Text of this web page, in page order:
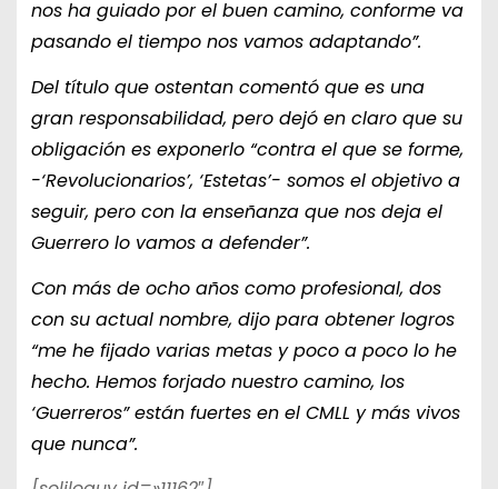
nos ha guiado por el buen camino, conforme va
pasando el tiempo nos vamos adaptando”.
Del título que ostentan comentó que es una
gran responsabilidad, pero dejó en claro que su
obligación es exponerlo “contra el que se forme,
-‘Revolucionarios’, ‘Estetas’- somos el objetivo a
seguir, pero con la enseñanza que nos deja el
Guerrero lo vamos a defender”.
Con más de ocho años como profesional, dos
con su actual nombre, dijo para obtener logros
“me he fijado varias metas y poco a poco lo he
hecho. Hemos forjado nuestro camino, los
‘Guerreros” están fuertes en el CMLL y más vivos
que nunca”.